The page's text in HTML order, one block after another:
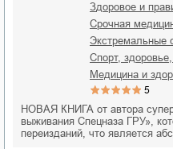
здоровое и
срочная
экстремальные
спорт,
медицина и
5
НОВАЯ КНИГА от автора
выживания Спецназа ГРУ»,
переизданий, что является